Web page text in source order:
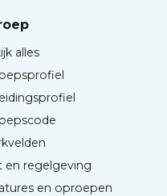
alles
en regelgeving
en oproepen